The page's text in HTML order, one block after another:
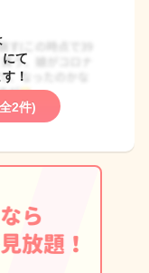
にて
！
2件)